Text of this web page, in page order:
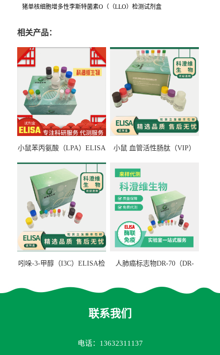
猪单核细胞增多性李斯特菌素O （（LLO）检测试剂盒
相关产品：
小鼠苯丙氨酸（LPA）ELISA
小鼠 血管活性肠肽（VIP）
吲哚-3-甲醇（I3C）ELISA检
人肺癌标志物DR-70（DR-
联系我们
电话：13632311137